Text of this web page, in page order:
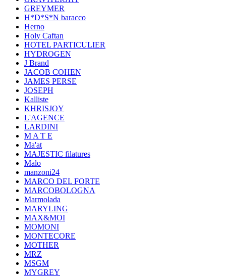
GREYMER
H*D*S*N baracco
Herno
Holy Caftan
HOTEL PARTICULIER
HYDROGEN
J Brand
JACOB COHEN
JAMES PERSE
JOSEPH
Kalliste
KHRISJOY
L'AGENCE
LARDINI
M A T E
Ma'at
MAJESTIC filatures
Malo
manzoni24
MARCO DEL FORTE
MARCOBOLOGNA
Marmolada
MARYLING
MAX&MOI
MOMONI
MONTECORE
MOTHER
MRZ
MSGM
MYGREY